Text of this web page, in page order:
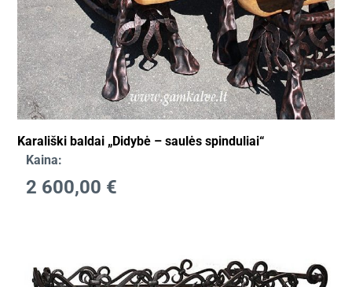
Karališki baldai „Didybė – saulės spinduliai“
Kaina:
2 600,00 €